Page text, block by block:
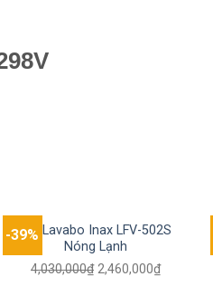
-39%
Vòi Lavabo Inax LFV-502S
Nóng Lạnh
4,030,000₫ 2,460,000₫